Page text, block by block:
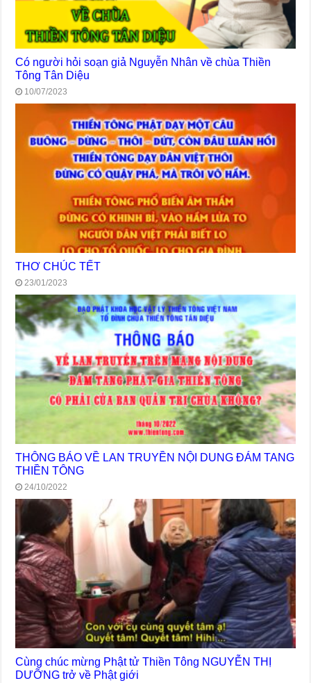
Có người hỏi soạn giả Nguyễn Nhân về chùa Thiền
Tông Tân Diệu
10/07/2023
THƠ CHÚC TẾT
23/01/2023
THÔNG BÁO VỀ LAN TRUYỀN NỘI DUNG ĐÁM TANG
THIỀN TÔNG
24/10/2022
Cùng chúc mừng Phật tử Thiền Tông NGUYỄN THỊ
DƯỠNG trở về Phật giới